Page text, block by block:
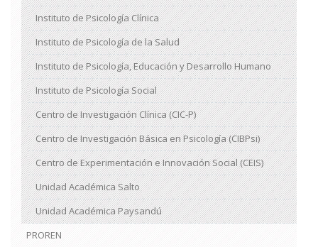
Instituto de Psicología Clínica
Instituto de Psicología de la Salud
Instituto de Psicología, Educación y Desarrollo Humano
Instituto de Psicología Social
Centro de Investigación Clínica (CIC-P)
Centro de Investigación Básica en Psicología (CIBPsi)
Centro de Experimentación e Innovación Social (CEIS)
Unidad Académica Salto
Unidad Académica Paysandú
PROREN